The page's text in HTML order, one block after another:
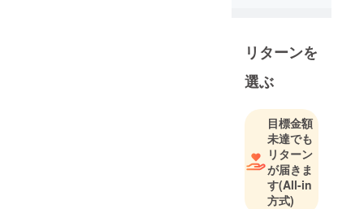
続ける
関東大会、
全国大会出
山梨県水泳
連盟表彰
リターンを
選ぶ
目標金額
未達でも
リターン
が届きま
す(All-in
方式)